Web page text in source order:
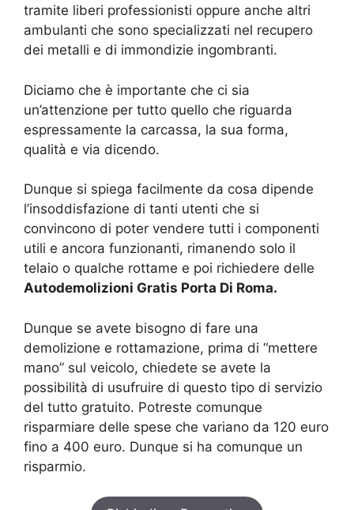
tramite liberi professionisti oppure anche altri
ambulanti che sono specializzati nel recupero
dei metalli e di immondizie ingombranti.
Diciamo che è importante che ci sia
un’attenzione per tutto quello che riguarda
espressamente la carcassa, la sua forma,
qualità e via dicendo.
Dunque si spiega facilmente da cosa dipende
l’insoddisfazione di tanti utenti che si
convincono di poter vendere tutti i componenti
utili e ancora funzionanti, rimanendo solo il
telaio o qualche rottame e poi richiedere delle
Autodemolizioni Gratis Porta Di Roma.
Dunque se avete bisogno di fare una
demolizione e rottamazione, prima di “mettere
mano” sul veicolo, chiedete se avete la
possibilità di usufruire di questo tipo di servizio
del tutto gratuito. Potreste comunque
risparmiare delle spese che variano da 120 euro
fino a 400 euro. Dunque si ha comunque un
risparmio.